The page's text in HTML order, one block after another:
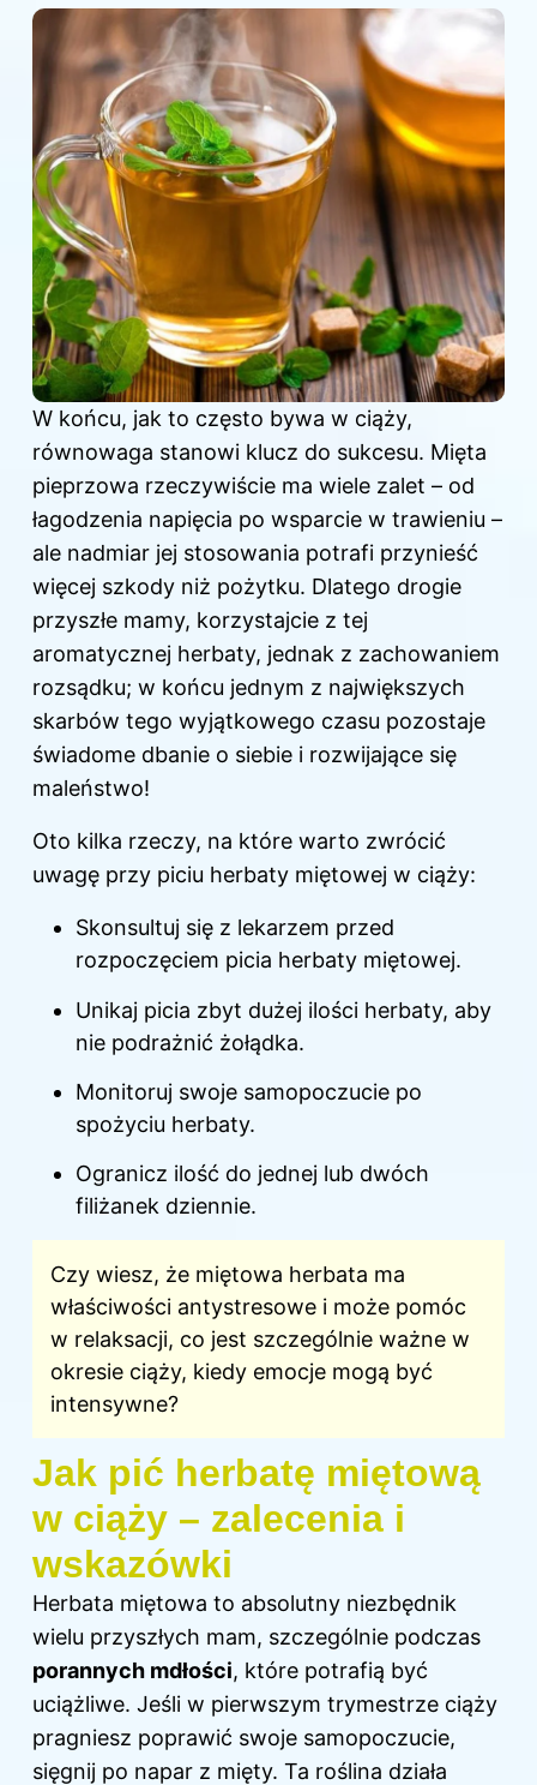
W końcu, jak to często bywa w ciąży,
równowaga stanowi klucz do sukcesu. Mięta
pieprzowa rzeczywiście ma wiele zalet – od
łagodzenia napięcia po wsparcie w trawieniu –
ale nadmiar jej stosowania potrafi przynieść
więcej szkody niż pożytku. Dlatego drogie
przyszłe mamy, korzystajcie z tej
aromatycznej herbaty, jednak z zachowaniem
rozsądku; w końcu jednym z największych
skarbów tego wyjątkowego czasu pozostaje
świadome dbanie o siebie i rozwijające się
maleństwo!
Oto kilka rzeczy, na które warto zwrócić
uwagę przy piciu herbaty miętowej w ciąży:
Skonsultuj się z lekarzem przed
rozpoczęciem picia herbaty miętowej.
Unikaj picia zbyt dużej ilości herbaty, aby
nie podrażnić żołądka.
Monitoruj swoje samopoczucie po
spożyciu herbaty.
Ogranicz ilość do jednej lub dwóch
filiżanek dziennie.
Czy wiesz, że miętowa herbata ma
właściwości antystresowe i może pomóc
w relaksacji, co jest szczególnie ważne w
okresie ciąży, kiedy emocje mogą być
intensywne?
Jak pić herbatę miętową
w ciąży – zalecenia i
wskazówki
Herbata miętowa to absolutny niezbędnik
wielu przyszłych mam, szczególnie podczas
porannych mdłości, które potrafią być
uciążliwe. Jeśli w pierwszym trymestrze ciąży
pragniesz poprawić swoje samopoczucie,
sięgnij po napar z mięty. Ta roślina działa